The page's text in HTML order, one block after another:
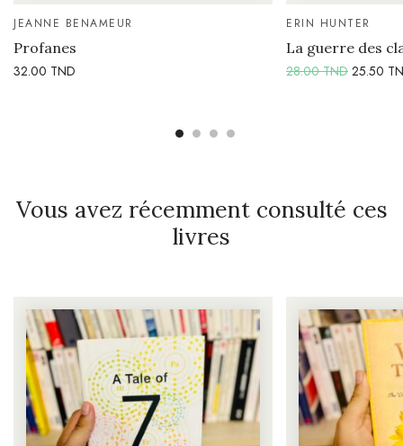
JEANNE BENAMEUR
Profanes
32.00 TND
ERIN HUNTER
La guerre des
28.00TND 25.50
Vous avez récemment consulté ces
livres